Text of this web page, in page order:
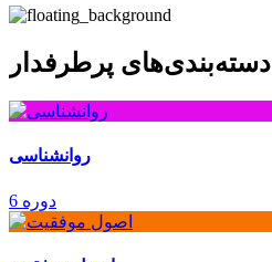
دسته‌بندی‌های پرطرفدار
روانشناسی
6 دوره